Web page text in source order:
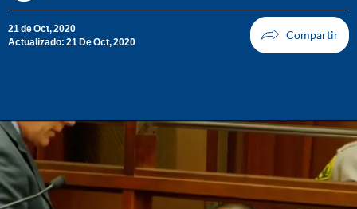
21 de Oct, 2020
Actualizado: 21 De Oct, 2020